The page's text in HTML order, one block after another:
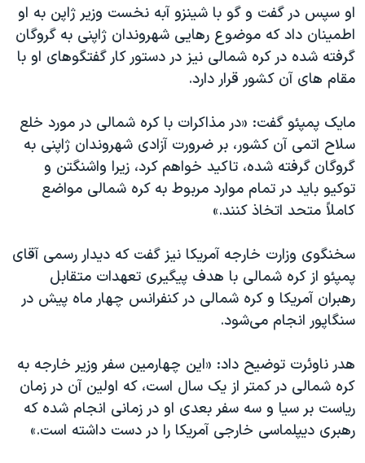
اعتراضات مردمی آبان ۹۸
اسرائیل در جنگ
نرگس محمدی برنده جایزه نوبل صلح
صفحه‌های ویژه
سفر پرزیدنت ترامپ به چین
او سپس در گفت و گو با شینزو آبه نخست وزیر ژاپن به او
اطمینان داد که موضوع رهایی شهروندان ژاپنی به گروگان
گرفته شده در کره شمالی نیز در دستور کار گفتگوهای او با
مقام های آن کشور قرار دارد.
مایک پمپئو گفت: «در مذاکرات با کره شمالی در مورد خلع
سلاح اتمی آن کشور، بر ضرورت آزادی شهروندان ژاپنی به
گروگان گرفته شده، تاکید خواهم کرد، زیرا واشنگتن و
توکیو باید در تمام موارد مربوط به کره شمالی مواضع
کاملاً متحد اتخاذ کنند.»
سخنگوی وزارت خارجه آمریکا نیز گفت که دیدار رسمی آقای
پمپئو از کره شمالی با هدف پیگیری تعهدات متقابل
رهبران آمریکا و کره شمالی در کنفرانس چهار ماه پیش در
سنگاپور انجام می‌شود.
هدر ناوئرت توضیح داد: «این چهارمین سفر وزیر خارجه به
کره شمالی در کمتر از یک سال است، که اولین آن در زمان
ریاست بر سیا و سه سفر بعدی او در زمانی انجام شده که
رهبری دیپلماسی خارجی آمریکا را در دست داشته است.»